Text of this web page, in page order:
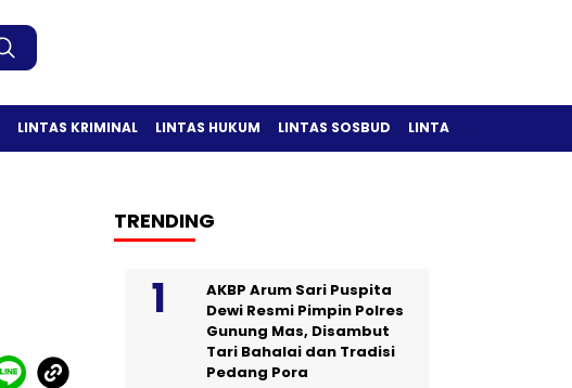
LINTAS KRIMINAL LINTAS HUKUM LINTAS SOSBUD LINTAS OLAH RAGA
TRENDING
AKBP Arum Sari Puspita
Dewi Resmi Pimpin Polres
Gunung Mas, Disambut
Tari Bahalai dan Tradisi
Pedang Pora